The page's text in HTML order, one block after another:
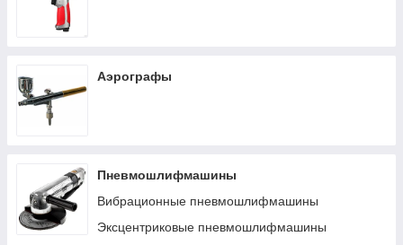
Аэрографы
Пневмошлифмашины
Вибрационные пневмошлифмашины
Эксцентриковые пневмошлифмашины